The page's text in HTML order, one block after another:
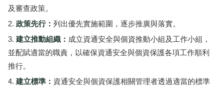
及審查政策。
政策先行： 列出優先實施範圍，逐步推廣與落實。
建立推動組織： 成立資通安全與個資推動小組及工作小組，
並配賦適當的職責，以確保資通安全與個資保護各項工作順利
推行。
建立標準： 資通安全與個資保護相關管理者透過適當的標準